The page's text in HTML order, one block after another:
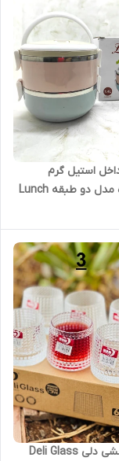
استیل گرم
نگهدارنده مدل دو طبقه Lunch
لیوان چرخشی دلی Deli Glass